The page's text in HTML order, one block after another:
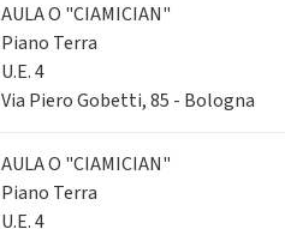
AULA O "CIAMICIAN"
Piano Terra
U.E. 4
Via Piero Gobetti, 85 - Bologna
AULA O "CIAMICIAN"
Piano Terra
U.E. 4